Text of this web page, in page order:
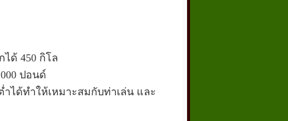
ได้ 450 กิโล
ปอนด์
ต่ำได้ทำให้เหมาะสมกับท่าเล่น และ